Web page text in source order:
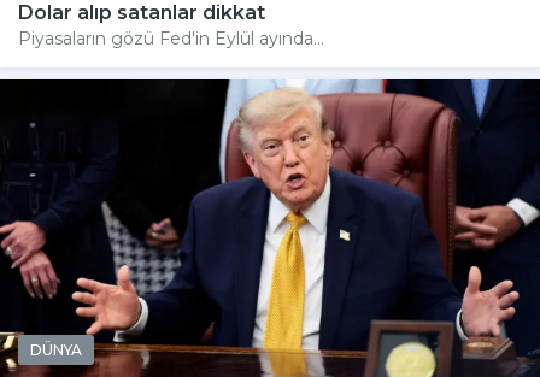
Dolar alıp satanlar dikkat
Piyasaların gözü Fed'in Eylül ayında...
DÜNYA